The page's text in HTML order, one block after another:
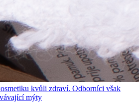
kvůli zdraví. Odborníci však
mýty